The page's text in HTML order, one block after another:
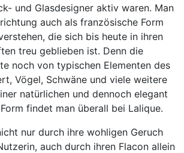
und Glasdesigner aktiv waren. Man
auch als französische Form
die sich bis heute in ihren
treu geblieben ist. Denn die
noch von typischen Elementen des
Vögel, Schwäne und viele weitere
natürlichen und dennoch elegant
findet man überall bei Lalique.
nur durch ihre wohligen Geruch
auch durch ihren Flacon allein